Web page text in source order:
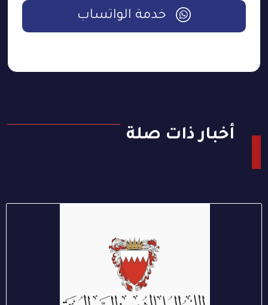
خدمة الواتساب
أخبار ذات صلة